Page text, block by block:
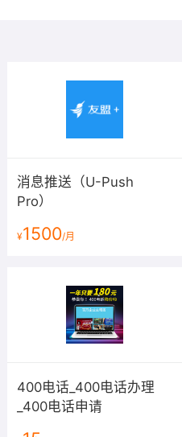
消息推送（U-Push
Pro）
¥1500/月
400电话_400电话办理
_400电话申请